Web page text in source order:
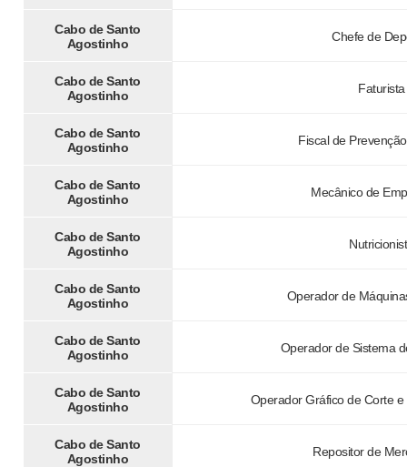
Cabo de Santo
Agostinho
Chefe de
Cabo de Santo
Agostinho
Faturista
Cabo de Santo
Agostinho
Fiscal de
Cabo de Santo
Agostinho
Mecânico de
Cabo de Santo
Agostinho
Cabo de Santo
Agostinho
Operador de
Cabo de Santo
Agostinho
Operador de Sistema
Cabo de Santo
Agostinho
Operador Gráfico de Corte
Cabo de Santo
Agostinho
Repositor de